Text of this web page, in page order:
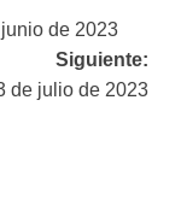
de 2023
Siguiente:
de julio de 2023